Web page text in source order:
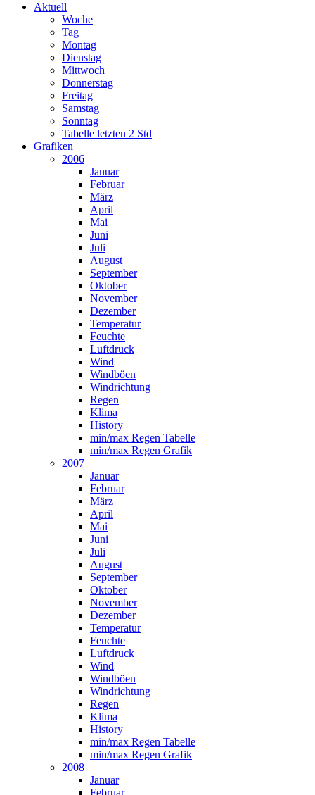
Aktuell
Woche
Tag
Montag
Dienstag
Mittwoch
Donnerstag
Freitag
Samstag
Sonntag
Tabelle letzten 2 Std
Grafiken
2006
Januar
Februar
März
April
Mai
Juni
Juli
August
September
Oktober
November
Dezember
Temperatur
Feuchte
Luftdruck
Wind
Windböen
Windrichtung
Regen
Klima
History
min/max Regen Tabelle
min/max Regen Grafik
2007
Januar
Februar
März
April
Mai
Juni
Juli
August
September
Oktober
November
Dezember
Temperatur
Feuchte
Luftdruck
Wind
Windböen
Windrichtung
Regen
Klima
History
min/max Regen Tabelle
min/max Regen Grafik
2008
Januar
Februar